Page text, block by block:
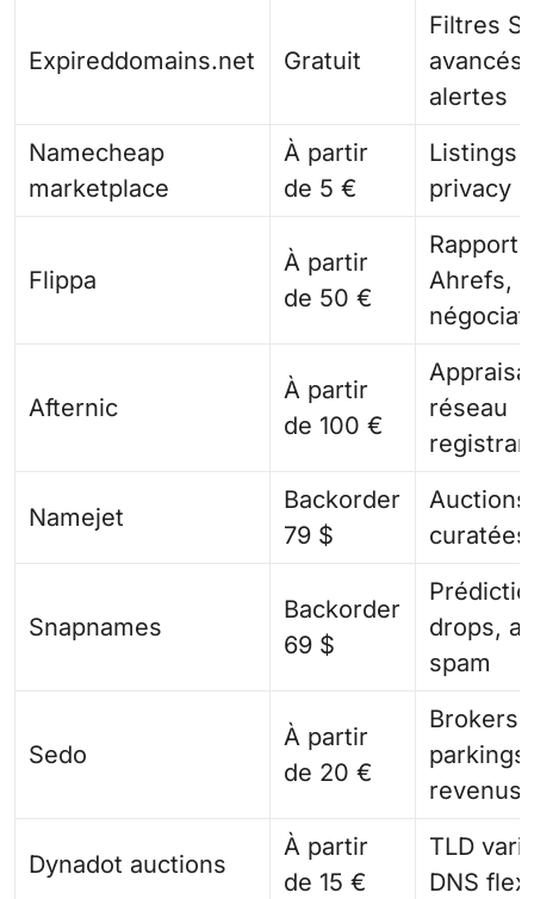
Expireddomains.net Gratuit
Filtres
avancés,
alertes
Namecheap
marketplace
À partir
de 5 €
Listings
privacy
Flippa
À partir
de 50 €
Rapports
Ahrefs,
Afternic
À partir
de 100 €
réseau
Namejet
Backorder
79 $
Auctions
Snapnames
Backorder
69 $
drops,
spam
Sedo
À partir
de 20 €
Brokers,
parkings
revenus
Dynadot auctions
À partir
de 15 €
TLD
DNS